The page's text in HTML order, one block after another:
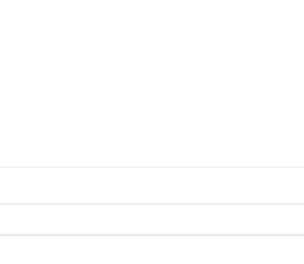
Attend Thrilling T20 Summit